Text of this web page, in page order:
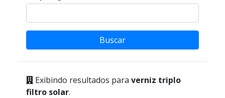
Buscar
Exibindo resultados paraverniz triplo
filtro solar.